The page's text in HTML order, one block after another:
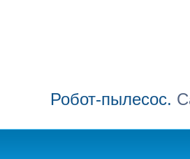
Робот-пылесос.